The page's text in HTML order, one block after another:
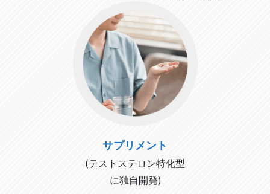
サプリメント
(テストステロン特化型
に独自開発)